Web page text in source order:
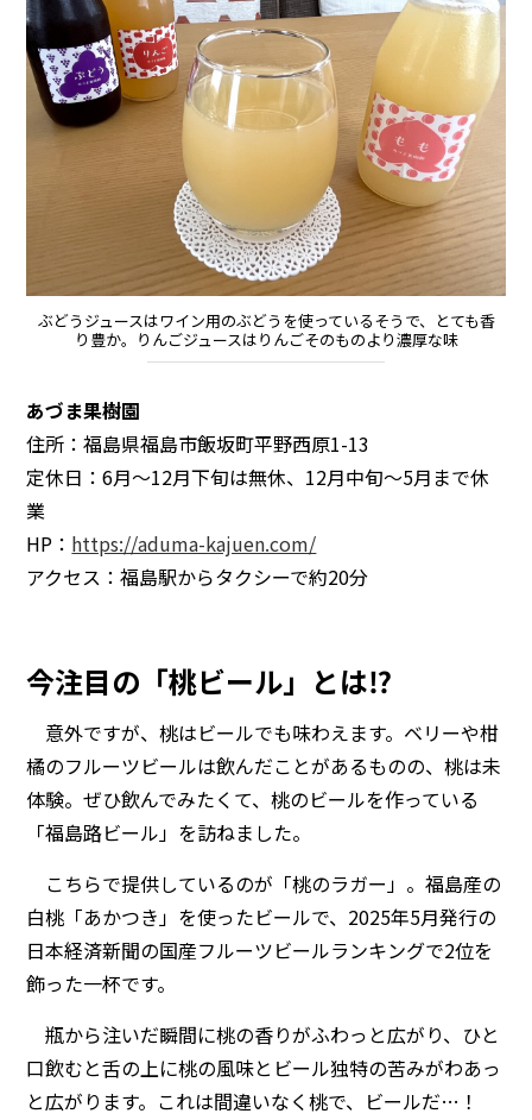
ぶどうジュースはワイン用のぶどうを使っているそうで、とても香
り豊か。りんごジュースはりんごそのものより濃厚な味
あづま果樹園
住所：福島県福島市飯坂町平野西原1-13
定休日：6月～12月下旬は無休、12月中旬～5月まで休
業
HP： https://aduma-kajuen.com/
アクセス：福島駅からタクシーで約20分
今注目の「桃ビール」とは⁉
意外ですが、桃はビールでも味わえます。ベリーや柑
橘のフルーツビールは飲んだことがあるものの、桃は未
体験。ぜひ飲んでみたくて、桃のビールを作っている
「福島路ビール」を訪ねました。
こちらで提供しているのが「桃のラガー」。福島産の
白桃「あかつき」を使ったビールで、2025年5月発行の
日本経済新聞の国産フルーツビールランキングで2位を
飾った一杯です。
瓶から注いだ瞬間に桃の香りがふわっと広がり、ひと
口飲むと舌の上に桃の風味とビール独特の苦みがわあっ
と広がります。これは間違いなく桃で、ビールだ…！